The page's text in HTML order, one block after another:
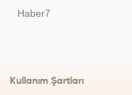
Haber7
Kullanım Şartları